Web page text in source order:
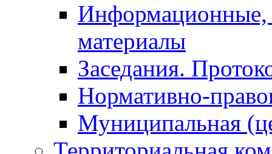
Информационные,
материалы
Заседания.
Нормативно-
Муниципальная